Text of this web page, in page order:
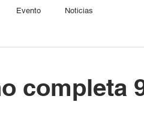
Evento Noticias
completa